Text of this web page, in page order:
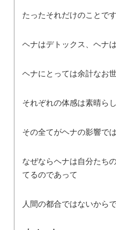
たったそれだけのことです
ヘナはデトックス、ヘナ
ヘナにとっては余計なお世
それぞれの体感は素晴ら
その全てがヘナの影響で
なぜならヘナは自分たち
てるのであって
人間の都合ではないからで